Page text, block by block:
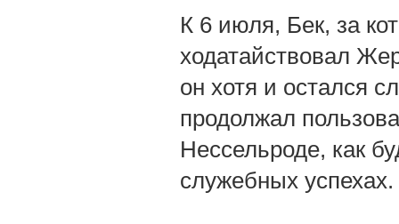
К 6 июля, Бек, за
ходатайствовал
он хотя и остался
продолжал
Нессельроде, как
служебных успехах.